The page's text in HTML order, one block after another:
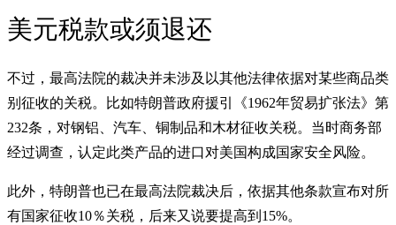
美元税款或须退还
不过，最高法院的裁决并未涉及以其他法律依据对某些商品类
别征收的关税。比如特朗普政府援引《1962年贸易扩张法》第
232条，对钢铝、汽车、铜制品和木材征收关税。当时商务部
经过调查，认定此类产品的进口对美国构成国家安全风险。
此外，特朗普也已在最高法院裁决后，依据其他条款宣布对所
有国家征收10％关税，后来又说要提高到15%。